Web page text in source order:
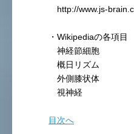
http://www.js-
・Wikipediaの各項目
神経節細胞
概日リズム
外側膝状体
視神経
目次へ